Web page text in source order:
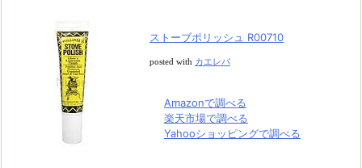
ストーブポリッシュ R00710
posted with カエレバ
Amazonで調べる
楽天市場で調べる
Yahooショッピングで調べる